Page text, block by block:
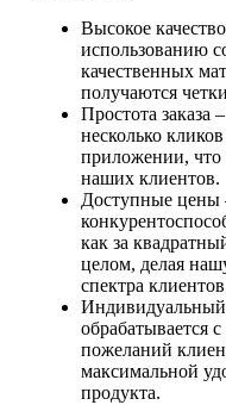
Высокое
использованию
качественных
получаются
Простота заказа
несколько
приложении, что
наших клиентов.
Доступные цены
как за
целом, делая
спектра
Индивидуальный
обрабатывается
пожеланий
максимальной
продукта.